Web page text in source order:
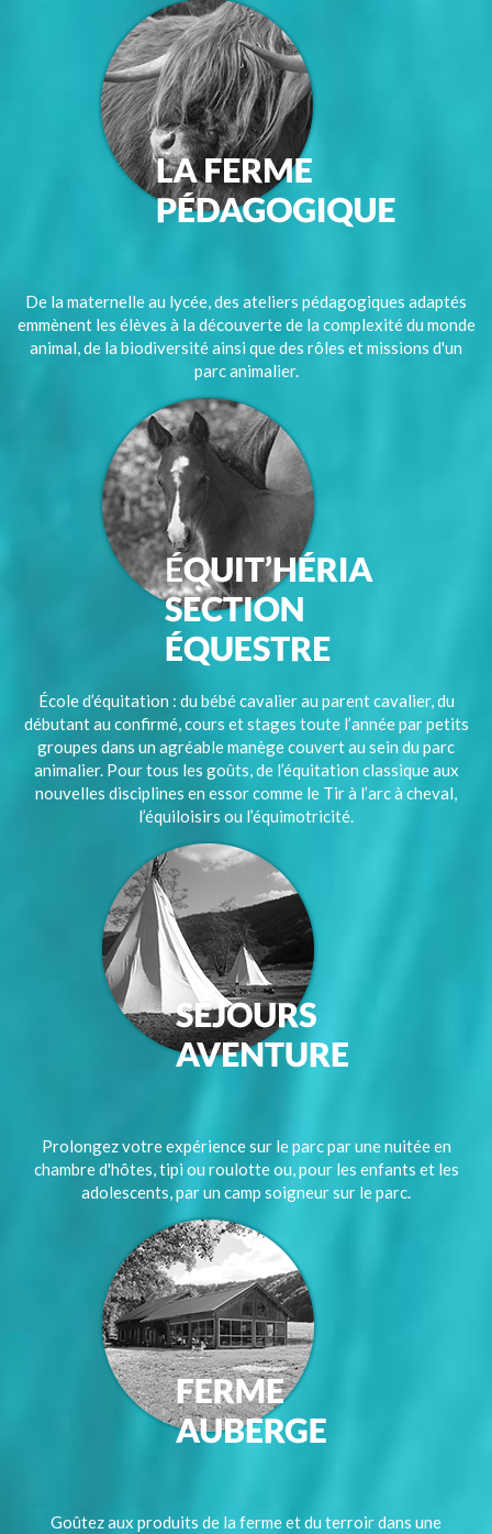
De la maternelle au lycée, des ateliers pédagogiques adaptés
emmènent les élèves à la découverte de la complexité du monde
animal, de la biodiversité ainsi que des rôles et missions d'un
parc animalier.
École d’équitation : du bébé cavalier au parent cavalier, du
débutant au confirmé, cours et stages toute l’année par petits
groupes dans un agréable manège couvert au sein du parc
animalier. Pour tous les goûts, de l’équitation classique aux
nouvelles disciplines en essor comme le Tir à l’arc à cheval,
l’équiloisirs ou l’équimotricité.
Prolongez votre expérience sur le parc par une nuitée en
chambre d'hôtes, tipi ou roulotte ou, pour les enfants et les
adolescents, par un camp soigneur sur le parc.
Goûtez aux produits de la ferme et du terroir dans une